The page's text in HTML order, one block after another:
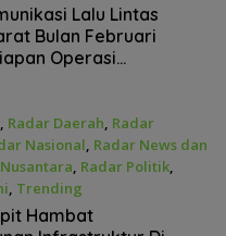
Lalu Lintas
Bulan Februari
Operasi
, Radar Daerah, Radar
Nasional, Radar News dan
, Radar Politik,
, Trending
Hambat